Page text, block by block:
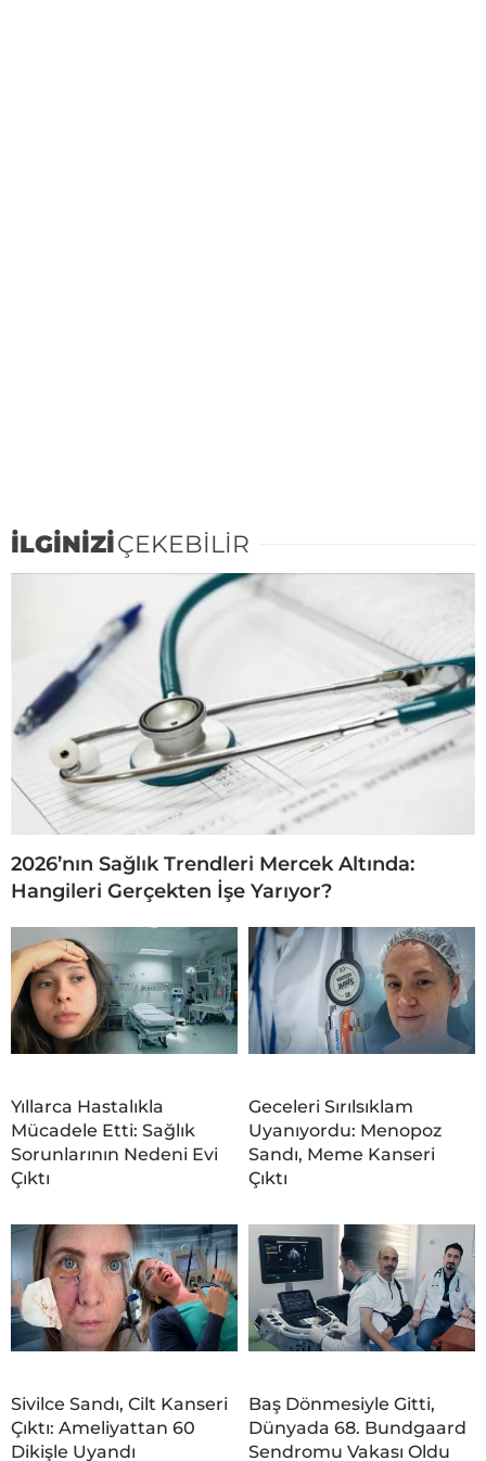
İLGİNİZİÇEKEBİLİR
2026’nın Sağlık Trendleri Mercek Altında:
Hangileri Gerçekten İşe Yarıyor?
Yıllarca Hastalıkla
Mücadele Etti: Sağlık
Sorunlarının Nedeni Evi
Çıktı
Geceleri Sırılsıklam
Uyanıyordu: Menopoz
Sandı, Meme Kanseri
Çıktı
Sivilce Sandı, Cilt Kanseri
Çıktı: Ameliyattan 60
Dikişle Uyandı
Baş Dönmesiyle Gitti,
Dünyada 68. Bundgaard
Sendromu Vakası Oldu